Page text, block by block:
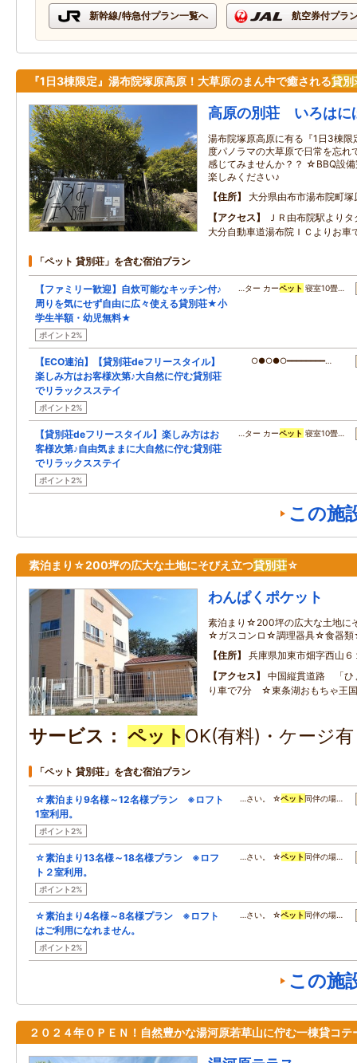
新幹線/特急付プラン一覧へ 航空券付プラ
『1日3棟限定』湯布院塚原高原！大草原のまん中で癒される貸別
高原の別荘 いろはに
湯布院塚原高原に有る『1日3棟
度パノラマの大草原で日常を忘れ
感じてみませんか？？ ☆BBQ設
楽しみください♪
住所
大分県由布市湯布院町
アクセス
ＪＲ由布院駅より
大分自動車道湯布院ＩＣよりお車
「ペット 貸別荘」を含む宿泊プラン
【ファミリー歓迎】自炊可能なキッチン付♪
周りを気にせず自由に広々使える貸別荘★小
学生半額・幼児無料★
ポイント2%
…ター カーペット 寝室10畳…
【ECO連泊】【貸別荘deフリースタイル】
楽しみ方はお客様次第♪大自然に佇む貸別荘
でリラックスステイ
ポイント2%
○●○●○━━━━━━━━…
【貸別荘deフリースタイル】楽しみ方はお
客様次第♪自由気ままに大自然に佇む貸別荘
でリラックスステイ
ポイント2%
…ター カーペット 寝室10畳…
この施
素泊まり☆200坪の広大な土地にそびえ立つ貸別荘☆
わんぱくポケット
素泊まり☆200坪の広大な土地に
☆ガスコンロ☆調理器具☆食器類
住所
兵庫県加東市畑字西山６
アクセス
中国縦貫道路 「ひ
り車で7分 ☆東条湖おもちゃ王
サービス ペット OK(有料)・ケージ
「ペット 貸別荘」を含む宿泊プラン
☆素泊まり9名様～12名様プラン ※ロフト
1室利用。
ポイント2%
…さい。 ☆ペット 同伴の場…
☆素泊まり13名様～18名様プラン ※ロフ
ト２室利用。
ポイント2%
…さい。 ☆ペット 同伴の場…
☆素泊まり4名様～8名様プラン ※ロフト
はご利用になれません。
ポイント2%
…さい。 ☆ペット 同伴の場…
この施
２０２４年ＯＰＥＮ！自然豊かな湯河原若草山に佇む一棟貸コテ